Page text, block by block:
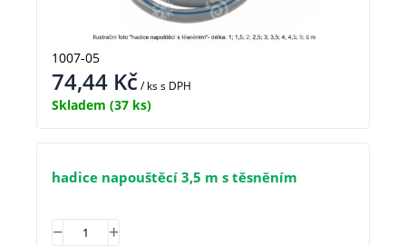
1007-05
74,44 Kč/ kss DPH
Skladem (37 ks)
hadice napouštěcí 3,5 m s těsněním